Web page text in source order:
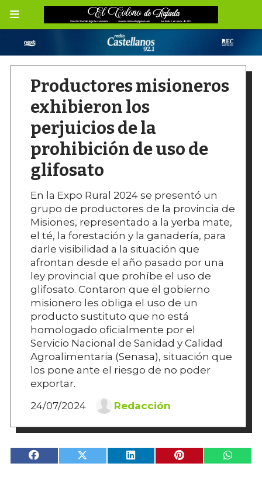
Productores misioneros
exhibieron los
perjuicios de la
prohibición de uso de
glifosato
En la Expo Rural 2024 se presentó un
grupo de productores de la provincia de
Misiones, representado a la yerba mate,
el té, la forestación y la ganadería, para
darle visibilidad a la situación que
afrontan desde el año pasado por una
ley provincial que prohíbe el uso de
glifosato. Contaron que el gobierno
misionero les obliga el uso de un
producto sustituto que no está
homologado oficialmente por el
Servicio Nacional de Sanidad y Calidad
Agroalimentaria (Senasa), situación que
los pone ante el riesgo de no poder
exportar.
24/07/2024
Redacción